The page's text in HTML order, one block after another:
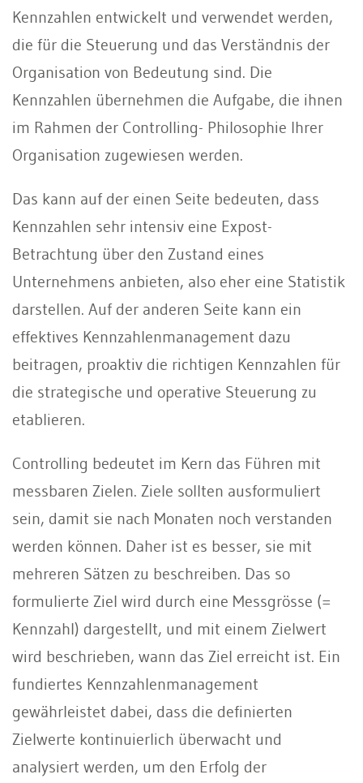
Kennzahlen entwickelt und verwendet werden,
die für die Steuerung und das Verständnis der
Organisation von Bedeutung sind. Die
Kennzahlen übernehmen die Aufgabe, die ihnen
im Rahmen der Controlling- Philosophie Ihrer
Organisation zugewiesen werden.
Das kann auf der einen Seite bedeuten, dass
Kennzahlen sehr intensiv eine Expost-
Betrachtung über den Zustand eines
Unternehmens anbieten, also eher eine Statistik
darstellen. Auf der anderen Seite kann ein
effektives Kennzahlenmanagement dazu
beitragen, proaktiv die richtigen Kennzahlen für
die strategische und operative Steuerung zu
etablieren.
Controlling bedeutet im Kern das Führen mit
messbaren Zielen. Ziele sollten ausformuliert
sein, damit sie nach Monaten noch verstanden
werden können. Daher ist es besser, sie mit
mehreren Sätzen zu beschreiben. Das so
formulierte Ziel wird durch eine Messgrösse (=
Kennzahl) dargestellt, und mit einem Zielwert
wird beschrieben, wann das Ziel erreicht ist. Ein
fundiertes Kennzahlenmanagement
gewährleistet dabei, dass die definierten
Zielwerte kontinuierlich überwacht und
analysiert werden, um den Erfolg der